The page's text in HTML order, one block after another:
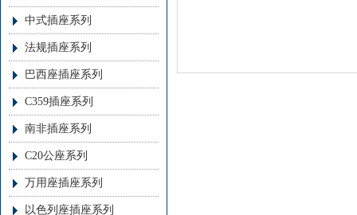
中式插座系列
法规插座系列
巴西座插座系列
C359插座系列
南非插座系列
C20公座系列
万用座插座系列
以色列座插座系列